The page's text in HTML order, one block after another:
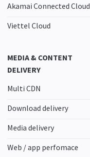
Akamai Connected Cloud
Viettel Cloud
MEDIA & CONTENT
DELIVERY
Multi CDN
Download delivery
Media delivery
Web / app perfomace